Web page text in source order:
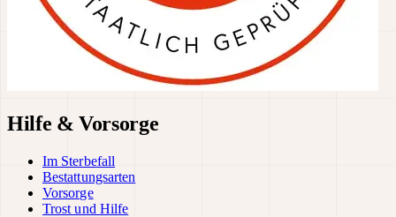
Hilfe & Vorsorge
Im Sterbefall
Bestattungsarten
Vorsorge
Trost und Hilfe